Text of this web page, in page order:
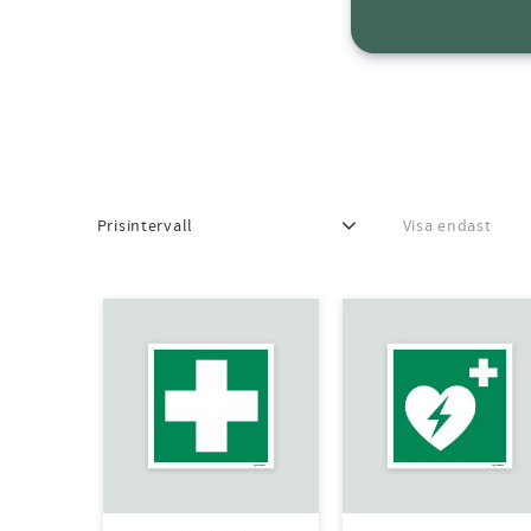
Prisintervall
105 175 Visa endast
Finns i lager